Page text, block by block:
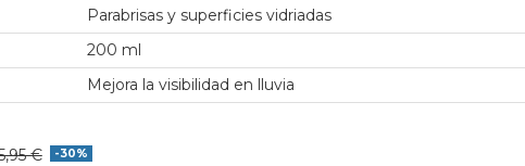
Parabrisas y superficies vidriadas
200 ml
Mejora la visibilidad en lluvia
€ -30%